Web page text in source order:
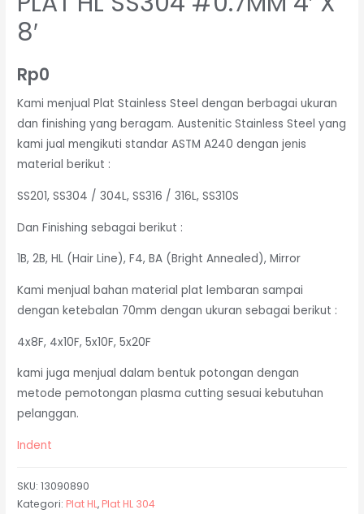
8′
Rp0
Kami menjual Plat Stainless Steel dengan berbagai ukuran
dan finishing yang beragam. Austenitic Stainless Steel yang
kami jual mengikuti standar ASTM A240 dengan jenis
material berikut :
SS201, SS304 / 304L, SS316 / 316L, SS310S
Dan Finishing sebagai berikut :
1B, 2B, HL (Hair Line), F4, BA (Bright Annealed), Mirror
Kami menjual bahan material plat lembaran sampai
dengan ketebalan 70mm dengan ukuran sebagai berikut :
4x8F, 4x10F, 5x10F, 5x20F
kami juga menjual dalam bentuk potongan dengan
metode pemotongan plasma cutting sesuai kebutuhan
pelanggan.
Indent
SKU:13090890
Kategori: Plat HL, Plat HL 304